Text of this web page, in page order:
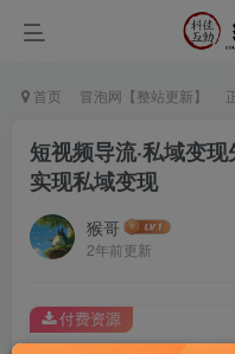
首页 冒泡网【整站更新】
短视频导流·私域变
实现私域变现
猴哥
2年前更新
付费资源